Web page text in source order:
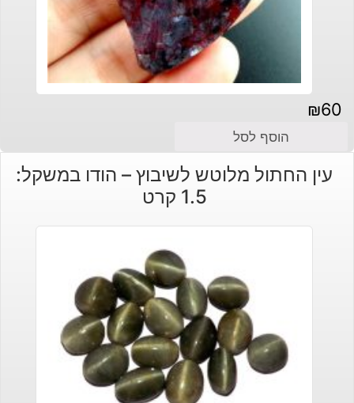
₪60
הוסף לסל
עין החתול מלוטש לשיבוץ – הודו במשקל:
1.5 קרט